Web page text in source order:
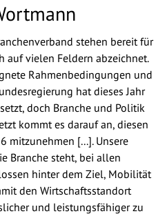
stehen bereit für
auf vielen Feldern abzeichnet.
Rahmenbedingungen und
hat dieses Jahr
doch Branche und Politik
kommt es darauf an, diesen
mitzunehmen [...]. Unsere
Branche steht, bei allen
hinter dem Ziel, Mobilität
den Wirtschaftsstandort
und leistungsfähiger zu